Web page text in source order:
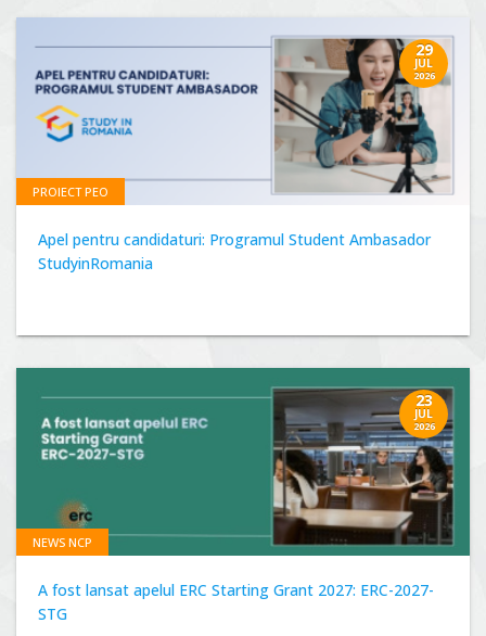
29
JUL
2026
PROIECT PEO
Apel pentru candidaturi: Programul Student Ambasador
StudyinRomania
23
JUL
2026
NEWS NCP
A fost lansat apelul ERC Starting Grant 2027: ERC-2027-
STG